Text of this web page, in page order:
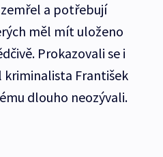
a potřebují
měl mít uloženo
Prokazovali se i
kriminalista František
dlouho neozývali.